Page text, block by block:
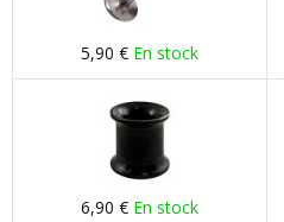
5,90 € En stock
6,90 € En stock